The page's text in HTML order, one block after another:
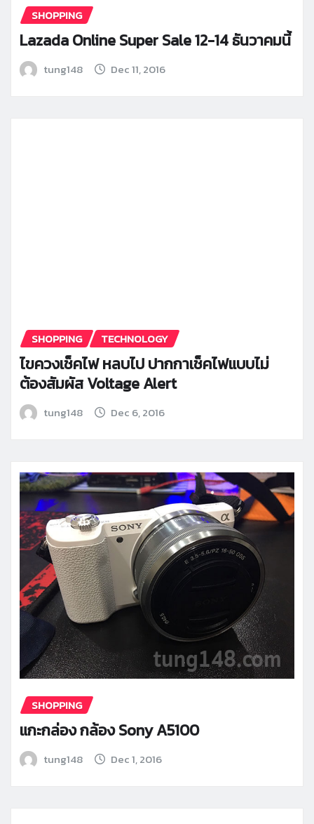
SHOPPING
Lazada Online Super Sale 12-14 ธันวาคมนี้
tung148 Dec 11, 2016
SHOPPING TECHNOLOGY
ไขควงเช็คไฟ หลบไป ปากกาเช็คไฟแบบไม่
ต้องสัมผัส Voltage Alert
tung148 Dec 6, 2016
SHOPPING
แกะกล่อง กล้อง Sony A5100
tung148 Dec 1, 2016